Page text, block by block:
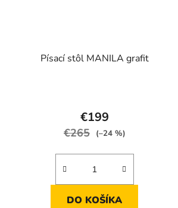
Písací stôl MANILA grafit
hodnotenie
produktu
z
€199
€265 (–24 %)
DO KOŠÍKA